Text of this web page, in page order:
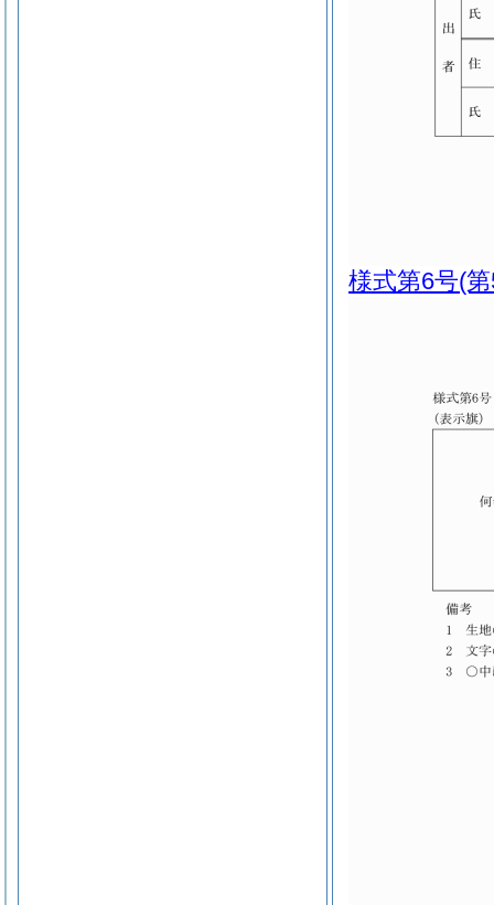
様式第6号(